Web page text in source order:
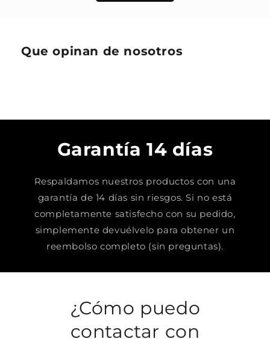
Que opinan de nosotros
Garantía 14 días
Respaldamos nuestros productos con una
garantía de 14 días sin riesgos. Si no está
completamente satisfecho con su pedido,
simplemente devuélvelo para obtener un
reembolso completo (sin preguntas).
¿Cómo puedo
contactar con